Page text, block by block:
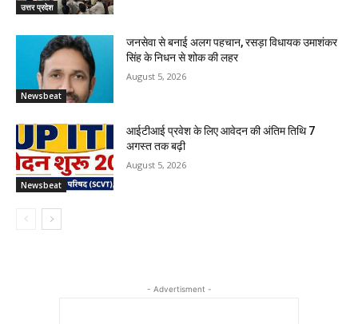
उत्तर प्रदेश
Newsbeat
जनसेवा से बनाई अलग पहचान, रसड़ा विधायक उमाशंकर
सिंह के निधन से शोक की लहर
August 5, 2026
Newsbeat
आईटीआई प्रवेश के लिए आवेदन की अंतिम तिथि 7
अगस्त तक बढ़ी
August 5, 2026
- Advertisment -